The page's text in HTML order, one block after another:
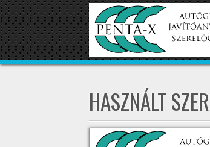
HASZNÁLT